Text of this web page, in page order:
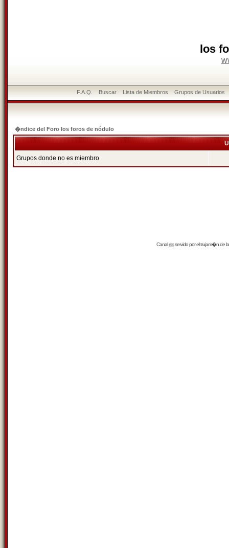
los
F.A.Q. Buscar Lista de Miembros Grupos de Usuarios
�ndice del Foro los foros de nódulo
Grupos donde no es miembro
Canalrssservido por eltrujam�nde